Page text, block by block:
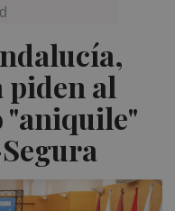
al
"aniquile"